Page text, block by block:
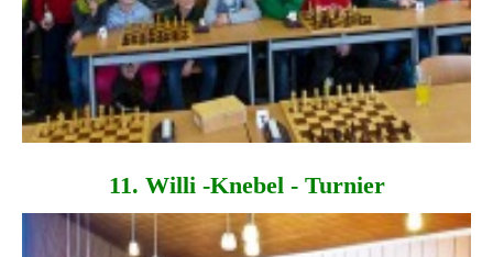
11. Willi -Knebel - Turnier